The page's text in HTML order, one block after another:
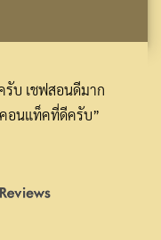
รับ เชฟสอนดีมาก
อนแท็คที่ดีครับ”